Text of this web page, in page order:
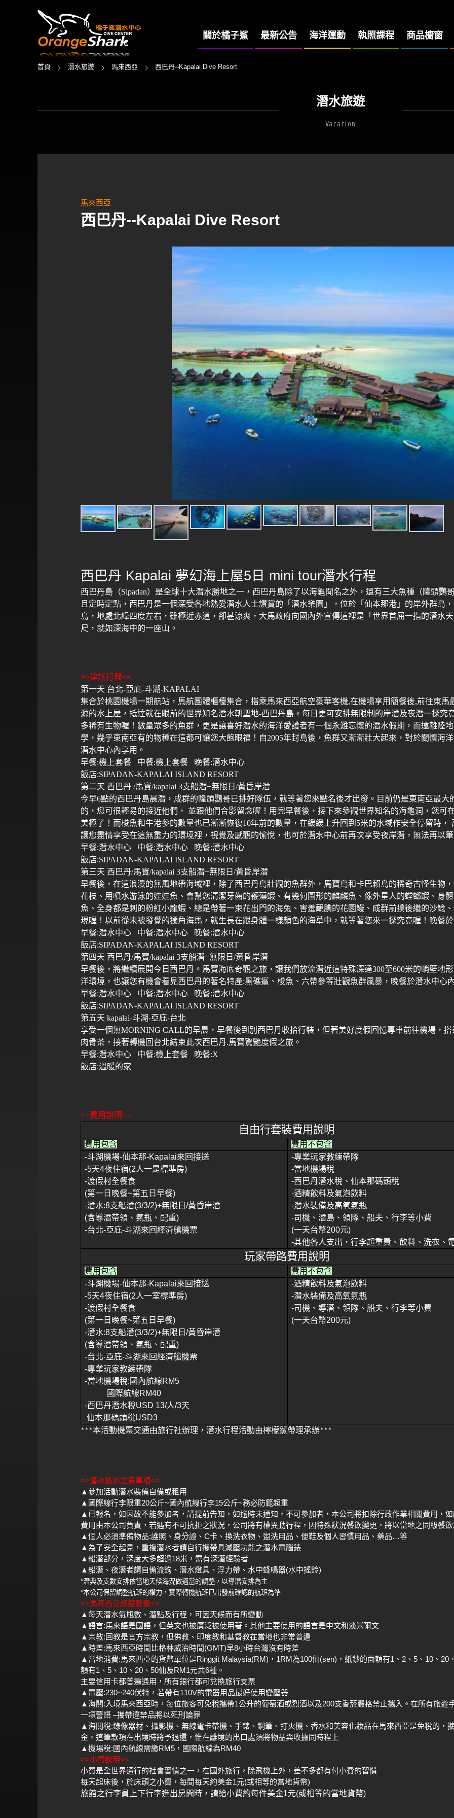
關於橘子鯊 最新公告 海洋運動 執照課程 商品櫥窗
首頁 潛水旅遊 馬來西亞 西巴丹--Kapalai Dive Resort
潛水旅遊
Vacation
馬來西亞
西巴丹--Kapalai Dive Resort
西巴丹 Kapalai 夢幻海上屋5 日 mini tour潛水行程
西巴丹島（Sipadan）是全球十大潛水勝地之一，西巴丹島除了以海龜聞名之外，還有三大魚種（隆頭鸚
且定時定點，西巴丹是一個深受各地熱愛潛水人士讚賞的「潛水樂園」，位於「仙本那港」的岸外群島
島，地處北緯四度左右，雖極近赤道，卻甚涼爽，大馬政府向國內外宣傳這裡是「世界首屈一指的潛水
尺，就如深海中的一座山。
>>建議行程<<
第一天 台北-亞庇-斗湖-KAPALAI
集合於桃園機場一期航站，馬航團體櫃檯集合，搭乘馬來西亞航空豪華客機,在機場享用簡餐後,前往東馬
源的水上屋，抵達就在眼前的世界知名潛水朝聖地-西巴丹島。每日更可安排無限制的岸潛及夜潛一探究
多稀有生物喔！數量眾多的魚群，更是讓喜好潛水的海洋愛護者有一個永難忘懷的潛水假期，而遠離陸
學，幾乎東南亞有的物種在這都可讓您大飽眼福！自2005年封島後，魚群又漸漸壯大起來，對於關懷海
潛水中心內享用。
早餐:機上套餐 中餐:機上套餐 晚餐:潛水中心
飯店:SIPADAN-KAPALAI ISLAND RESORT
第二天 西巴丹 /馬寶/kapalai 3支船潛+無限日 /黃昏岸潛
今早6點的西巴丹島晨潛，成群的隆頭鸚哥已排好隊伍，就等著您來點名後才出發。目前仍是東南亞最
的，您可很輕易的接近他們， 並跟他們合影留念喔！用完早餐後，接下來參觀世界知名的海龜洞，您可
美極了！而梭魚和牛港參的數量也已漸漸恢復10年前的數量，在緩緩上升回到 5米的水域作安全停留時，
讓您盡情享受在這無重力的環境裡，視覺及感觀的愉悅，也可於潛水中心前再次享受夜岸潛，無法再以
早餐:潛水中心 中餐:潛水中心 晚餐:潛水中心
飯店:SIPADAN-KAPALAI ISLAND RESORT
第三天 西巴丹/馬寶/kapalai 3支船潛+無限日 /黃昏岸潛
早餐後，在這浪漫的無風地帶海域裡，除了西巴丹島壯觀的魚群外，馬寶島和卡巴賴島的稀奇古怪生物
花枝、用噴水游泳的娃娃魚、會幫您清潔牙齒的鞭藻蝦、有幾何圖形的麒麟魚、像外星人的螳螂蝦、身
魚、全身都是刺的粉紅小龍蝦、總是帶著一束花出門的海兔、害羞靦腆的花園鰻、成群前撲後繼的沙鯰
現喔！以前從未被發覺的獨角海馬，就生長在跟身體一樣顏色的海草中，就等著您來一探究竟喔！晚餐
早餐:潛水中心 中餐:潛水中心 晚餐:潛水中心
飯店:SIPADAN-KAPALAI ISLAND RESORT
第四天 西巴丹/馬寶/kapalai 3支船潛+無限日 /黃昏岸潛
早餐後，將繼續展開今日西巴丹。馬寶海底奇觀之旅，讓我們放流潛近這特殊深達300至600米的峭壁地
洋環境，也讓您有機會看見西巴丹的著名特產:黑礁鯊、梭魚、六帶參等壯觀魚群風暴，晚餐於潛水中心
早餐:潛水中心 中餐:潛水中心 晚餐:潛水中心
飯店:SIPADAN-KAPALAI ISLAND RESORT
第五天 kapalai-斗湖-亞庇-台北
享受一個無MORNING CALL的早晨，早餐後到別西巴丹收拾行裝，但著美好度假回憶專車前往機場，
肉骨茶，接著轉機回台北結束此次西巴丹.馬寶驚艷度假之旅。
早餐:潛水中心 中餐:機上套餐 晚餐:X
飯店:溫暖的家
>>費用說明<<
自由行套裝費用說明
費用包含
費用不包含
-斗湖機場-仙本那-Kapalai來回接送
-5天4夜住宿(2人一是標準房)
-渡假村全餐食
(第一日晚餐~第五日早餐)
-潛水:8支船潛(3/3/2)+無限日/黃昏岸潛
(含導潛帶領、氣瓶、配重)
-台北-亞庇-斗湖來回經濟艙機票
-專業玩家教練帶隊
-當地機場稅
-西巴丹潛水稅、仙本那碼頭稅
-酒精飲料及氣泡飲料
-潛水裝備及高氧氣瓶
-司機、潛島、領隊、船夫、行李等小費
(一天台幣200元)
-其他各人支出，行李超重費、飲料、洗衣、
玩家帶路費用說明
費用包含
費用不包含
-斗湖機場-仙本那-Kapalai來回接送
-5天4夜住宿(2人一室標準房)
-渡假村全餐食
(第一日晚餐~第五日早餐)
-潛水:8支船潛(3/3/2)+無限日/黃昏岸潛
(含導潛帶領、氣瓶、配重)
-台北-亞庇-斗湖來回經濟艙機票
-專業玩家教練帶隊
-當地機場稅: 國內航線RM5
國際航線RM40
-西巴丹潛水稅USD 13/人/3天
仙本那碼頭稅USD3
-酒精飲料及氣泡飲料
-潛水裝備及高氧氣瓶
-司機、導潛、領隊、船夫、行李等小費
(一天台幣200元)
***本活動機票交通由旅行社辦理，潛水行程活動由檸檬鯊帶理承辦***
>>潛水旅遊注意事項<<
▲ 參加活動潛水裝備自備或租用
▲ 國際線行李限重20公斤~ 國內航線行李15公斤~務必防範超重
▲ 已報名，如因故不能參加者，請提前告知，如逾時未通知，不可參加者，本公司將扣除行政作業相關費用，
費用由本公司負責，若遇有不可抗拒之狀況，公司將有權異動行程，因特殊狀況餐飲變更，將以當地之同級餐
▲ 個人必須準備物品:護照、身分證、 C卡、換洗衣物、盥洗用品、便鞋及個人習慣用品、藥品…等
▲ 為了安全起見，重複潛水者請自行攜帶具減壓功能之潛水電腦錶
▲ 船潛部分，深度大多超過18米，需有深潛經驗者
▲ 船潛、夜潛者請自備流鉤、潛水燈具、浮力帶、水中蜂鳴器(水中搖鈴)
*潛典及支數安排依當地天候海況做適當的調整，以導潛安排為主
*本公司保留調整航班的權力，實際轉機航班已出發前確認的航班為準
>>馬來西亞旅遊膠囊<<
▲ 每天潛水氣瓶數、潛點及行程，可因天候而有所變動
▲ 語言:馬來語是國語，但英文也被廣泛被使用著。其他主要使用的語言是中文和淡米爾文
▲ 宗教: 回教是官方宗教，但佛教、印度教和基督教在當地也非常普遍
▲ 時差:馬來西亞時間比格林威治時間(GMT)早8小時台灣沒有時差
▲ 當地消費:馬來西亞的貨幣單位是Ringgit Malaysia(RM) ， 1RM為100仙(sen) ，紙鈔的面額有1 、 2 、 5 、 10 、 20
額有1 、 5 、 10 、 20 、 50仙及RM1元共6種。
主要信用卡都普遍通用，所有銀行都可兌換旅行支票
▲ 電壓:230~240伏特，若帶有110V的電器用品最好使用變壓器
▲ 海關: 入境馬來西亞時，每位旅客可免稅攜帶1公升的葡萄酒或烈酒以及200支香菸嚴格禁止攜入。在所有旅遊
一項警語 –攜帶違禁品將以死刑論罪
▲ 海關稅:錄像器材、攝影機、無線電卡帶機、手錶、鋼筆、打火機、香水和美容化妝品在馬來西亞是免稅的，
金。這筆款項在出境時將予退還，惟在離境的出口處須將物品與收據同時程上
▲ 機場稅: 國內航線需繳RM5 ，國際航線為RM40
>>小費說明<<
小費是全世界通行的社會習慣之一，在國外旅行，除飛機上外，差不多都有付小費的習慣
每天起床後，於床頭之小費，每間每天約美金1元(或相等的當地貨幣)
旅館之行李員上下行李進出房間時，請給小費約每件美金1元(或相等的當地貨幣)